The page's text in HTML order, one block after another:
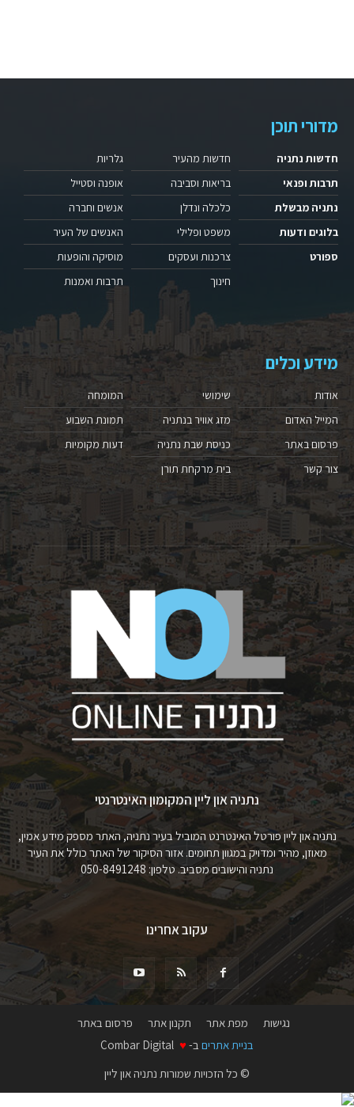
מדורי תוכן
חדשות נתניה
תרבות ופנאי
נתניה מבשלת
בלוגים ודעות
ספורט
חדשות מהעיר
בריאות וסביבה
כלכלה ונדלן
משפט ופלילי
צרכנות ועסקים
חינוך
גלריות
אופנה וסטייל
אנשים וחברה
האנשים של העיר
מוסיקה והופעות
תרבות ואמנות
מידע וכלים
אודות
המייל האדום
פרסום באתר
צור קשר
שימושי
מזג אוויר בנתניה
כניסת שבת נתניה
בית מרקחת תורן
המומחה
תמונת השבוע
דעות מקומיות
נתניה און ליין המקומון האינטרנטי
נתניה און ליין פורטל האינטרנט המוביל בעיר נתניה, האתר מספק מידע אמין,
מאוזן, מהיר ומדויק במגוון תחומים. אזור הסיקור של האתר כולל את העיר
נתניה והישובים מסביב. טלפון: 050-8491248
עקוב אחרינו
נגישות מפת אתר תקנון אתר
פרסום באתר
בניית אתרים ב- ♥
© כל הזכויות שמורות נתניה און ליין